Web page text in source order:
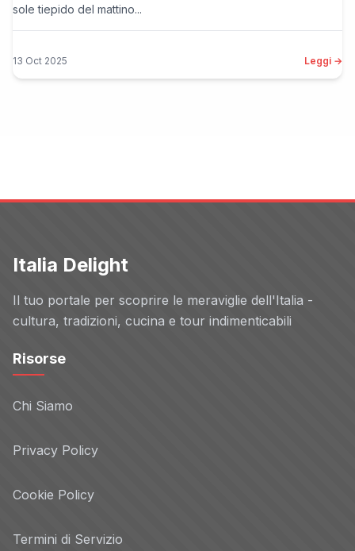
sole tiepido del mattino...
13 Oct 2025 Leggi →
Italia Delight
Il tuo portale per scoprire le meraviglie dell'Italia -
cultura, tradizioni, cucina e tour indimenticabili
Risorse
Chi Siamo
Privacy Policy
Cookie Policy
Termini di Servizio